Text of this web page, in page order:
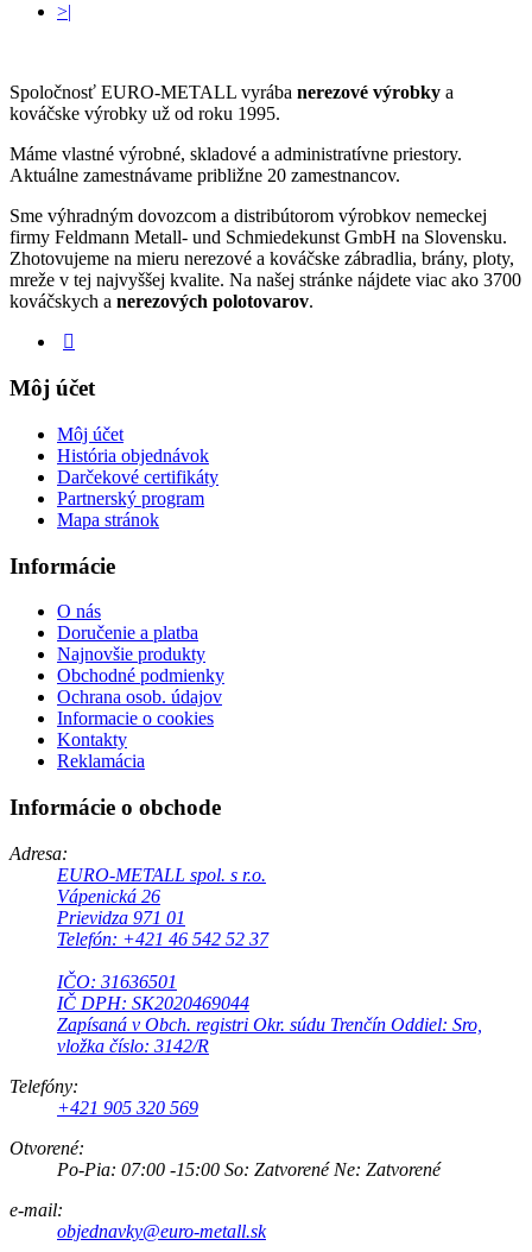
>|
Spoločnosť EURO-METALL vyrába nerezové výrobky a
kováčske výrobky už od roku 1995.
Máme vlastné výrobné, skladové a administratívne priestory.
Aktuálne zamestnávame približne 20 zamestnancov.
Sme výhradným dovozcom a distribútorom výrobkov nemeckej
firmy Feldmann Metall- und Schmiedekunst GmbH na Slovensku.
Zhotovujeme na mieru nerezové a kováčske zábradlia, brány, ploty,
mreže v tej najvyššej kvalite. Na našej stránke nájdete viac ako 3700
kováčskych a nerezových polotovarov.
Môj účet
Môj účet
História objednávok
Darčekové certifikáty
Partnerský program
Mapa stránok
Informácie
O nás
Doručenie a platba
Najnovšie produkty
Obchodné podmienky
Ochrana osob. údajov
Informacie o cookies
Kontakty
Reklamácia
Informácie o obchode
Adresa:
EURO-METALL spol. s r.o.
Vápenická 26
Prievidza 971 01
Telefón: +421 46 542 52 37
IČO: 31636501
IČ DPH: SK2020469044
Zapísaná v Obch. registri Okr. súdu Trenčín Oddiel: Sro,
vložka číslo: 3142/R
Telefóny:
+421 905 320 569
Otvorené:
Po-Pia: 07:00 -15:00 So: Zatvorené Ne: Zatvorené
e-mail:
objednavky@euro-metall.sk